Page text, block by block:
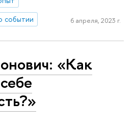
событии 6 апреля, 2023 г.
«Как